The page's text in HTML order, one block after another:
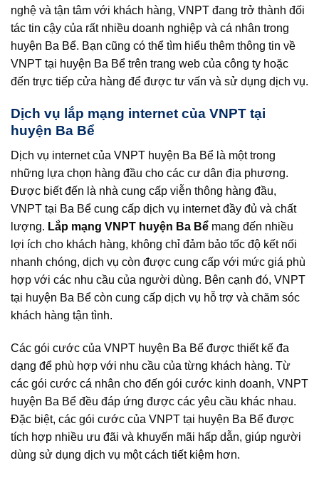
nghệ và tận tâm với khách hàng, VNPT đang trở thành đối
tác tin cậy của rất nhiều doanh nghiệp và cá nhân trong
huyện Ba Bể. Bạn cũng có thể tìm hiểu thêm thông tin về
VNPT tại huyện Ba Bể trên trang web của công ty hoặc
đến trực tiếp cửa hàng để được tư vấn và sử dụng dịch vụ.
Dịch vụ lắp mạng internet của VNPT tại
huyện Ba Bể
Dịch vụ internet của VNPT huyện Ba Bể là một trong
những lựa chọn hàng đầu cho các cư dân địa phương.
Được biết đến là nhà cung cấp viễn thông hàng đầu,
VNPT tại Ba Bể cung cấp dịch vụ internet đầy đủ và chất
lượng. Lắp mạng VNPT huyện Ba Bể mang đến nhiều
lợi ích cho khách hàng, không chỉ đảm bảo tốc độ kết nối
nhanh chóng, dịch vụ còn được cung cấp với mức giá phù
hợp với các nhu cầu của người dùng. Bên cạnh đó, VNPT
tại huyện Ba Bể còn cung cấp dịch vụ hỗ trợ và chăm sóc
khách hàng tận tình.
Các gói cước của VNPT huyện Ba Bể được thiết kế đa
dạng để phù hợp với nhu cầu của từng khách hàng. Từ
các gói cước cá nhân cho đến gói cước kinh doanh, VNPT
huyện Ba Bể đều đáp ứng được các yêu cầu khác nhau.
Đặc biệt, các gói cước của VNPT tại huyện Ba Bể được
tích hợp nhiều ưu đãi và khuyến mãi hấp dẫn, giúp người
dùng sử dụng dịch vụ một cách tiết kiệm hơn.